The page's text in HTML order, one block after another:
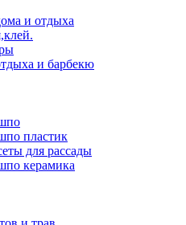
и отдыха
и барбекю
пластик
для рассады
керамика